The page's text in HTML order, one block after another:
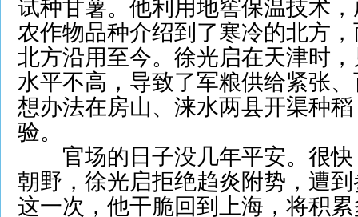
试种甘薯。他利用地窖保温技术
农作物品种介绍到了寒冷的北方
北方沿用至今。徐光启在天津时
水平不高，导致了军粮供给紧张
想办法在房山、涞水两县开渠种
验。
官场的日子没几年平安。很快
朝野，徐光启拒绝趋炎附势，遭
这一次，他干脆回到上海，将积